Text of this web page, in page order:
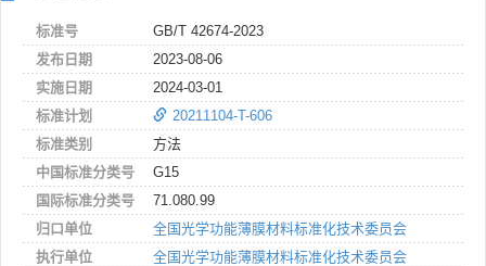
标准号
GB/T 42674-2023
发布日期
2023-08-06
实施日期
2024-03-01
标准计划
20211104-T-606
标准类别
方法
中国标准分类号
G15
国际标准分类号
71.080.99
归口单位
全国光学功能薄膜材料标准化技术委员会
执行单位
全国光学功能薄膜材料标准化技术委员会